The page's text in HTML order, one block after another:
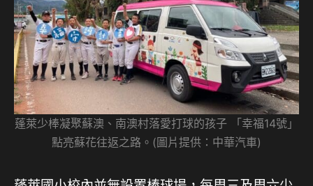
蓬萊少棒凝聚蘇澳、南澳村落愛打球的孩子 「幸福14號」
點亮蘇花往返之路。(圖片提供：中華汽車)